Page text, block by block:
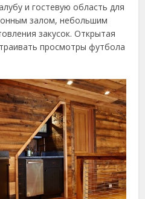
и гостевую область для
залом, небольшим
закусок. Открытая
просмотры футбола